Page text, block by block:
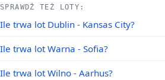
SPRAWDŹ TEŻ LOTY:
Ile trwa lot Dublin - Kansas City?
Ile trwa lot Warna - Sofia?
Ile trwa lot Wilno - Aarhus?